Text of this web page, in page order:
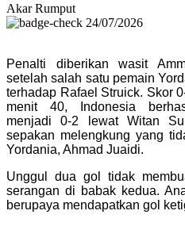
Akar Rumput
24/07/2026
Penalti diberikan wasit
setelah salah satu pemain
terhadap Rafael Struick. Skor
menit 40, Indonesia
menjadi 0-2 lewat Witan
sepakan melengkung yang
Yordania, Ahmad Juaidi.
Unggul dua gol tidak
serangan di babak kedua.
berupaya mendapatkan gol